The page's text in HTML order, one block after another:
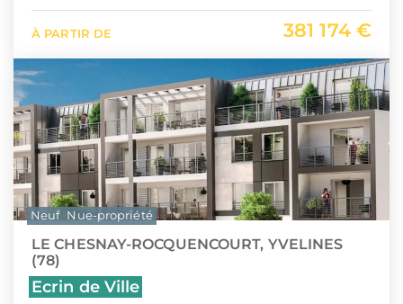
À PARTIR DE 381 174 €
LE CHESNAY-ROCQUENCOURT, YVELINES
(78)
Ecrin de Ville
Neuf Nue-propriété